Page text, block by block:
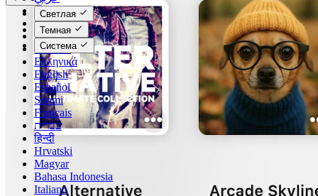
Català
Čeština
Dansk
Deutsch
Ελληνικά
English
Español
Suomi
Français
עברית
हिन्दी
Hrvatski
Magyar
Bahasa Indonesia
Italiano
Светлая
Темная
Система